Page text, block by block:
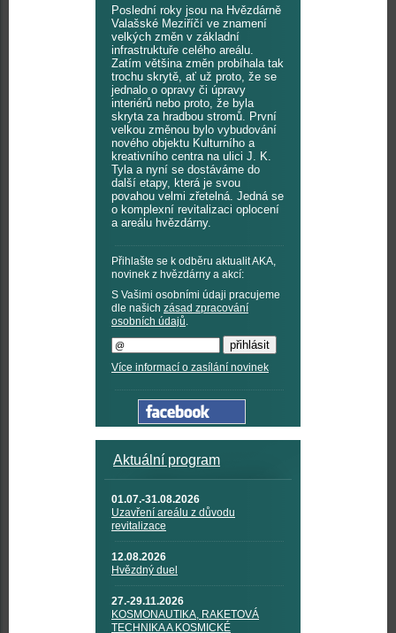
Poslední roky jsou na Hvězdárně
Valašské Meziříčí ve znamení
velkých změn v základní
infrastruktuře celého areálu.
Zatím většina změn probíhala tak
trochu skrytě, ať už proto, že se
jednalo o opravy či úpravy
interiérů nebo proto, že byla
skryta za hradbou stromů. První
velkou změnou bylo vybudování
nového objektu Kulturního a
kreativního centra na ulici J. K.
Tyla a nyní se dostáváme do
další etapy, která je svou
povahou velmi zřetelná. Jedná se
o komplexní revitalizaci oplocení
a areálu hvězdárny.
Přihlašte se k odběru aktualit AKA,
novinek z hvězdárny a akcí:
S Vašimi osobními údaji pracujeme
dle našich zásad zpracování
osobních údajů.
Více informací o zasílání novinek
Aktuální program
01.07.-31.08.2026
Uzavření areálu z důvodu
revitalizace
12.08.2026
Hvězdný duel
27.-29.11.2026
KOSMONAUTIKA, RAKETOVÁ
TECHNIKA A KOSMICKÉ